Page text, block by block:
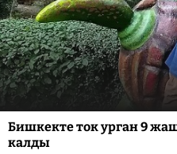
Бишкекте ток урган 9
калды